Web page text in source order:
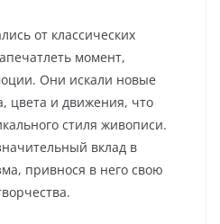
от классических
момент,
Они искали новые
цвета и движения, что
стиля живописи.
вклад в
привнося в него свою